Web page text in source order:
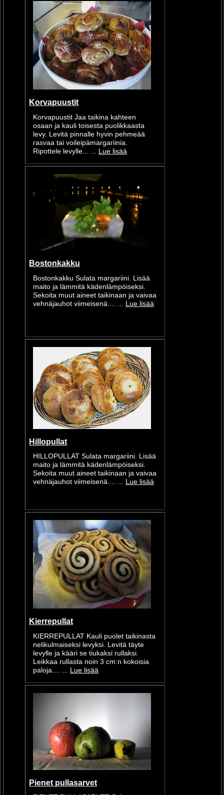
Korvapuustit
Korvapuustit Jaa taikina kahteen
osaan ja kauli toisesta puolikkaasta
levy. Levitä pinnalle hyvin pehmeää
rasvaa tai voileipämargariinia.
Ripottele levylle... ...
Lue lisää
Bostonkakku
Bostonkakku Sulata margariini. Lisää
maito ja lämmitä kädenlämpöiseksi.
Sekoita muut aineet taikinaan ja vaivaa
vehnäjauhot viimeisenä.... ... Lue lisää
Hillopullat
HILLOPULLAT Sulata margariini. Lisää
maito ja lämmitä kädenlämpöiseksi.
Sekoita muut aineet taikinaan ja vaivaa
vehnäjauhot viimeisenä.... ... Lue lisää
Kierrepullat
KIERREPULLAT Kauli puolet taikinasta
nelikulmaiseksi levyksi. Levitä täyte
levylle ja kääri se tiukaksi rullaksi.
Leikkaa rullasta noin 3 cm:n kokoisia
paloja.... ...
Lue lisää
Pienet pullasarvet